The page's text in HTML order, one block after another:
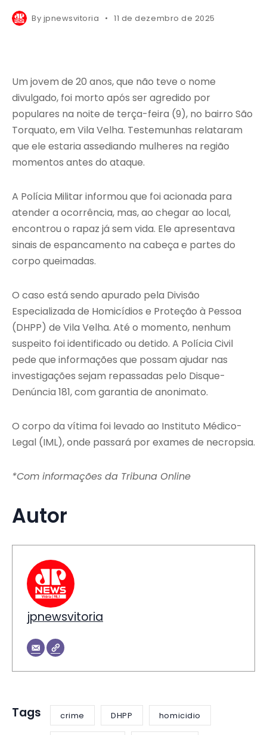
By jpnewsvitoria 11 de dezembro de 2025
Um jovem de 20 anos, que não teve o nome
divulgado, foi morto após ser agredido por
populares na noite de terça-feira (9), no bairro São
Torquato, em Vila Velha. Testemunhas relataram
que ele estaria assediando mulheres na região
momentos antes do ataque.
A Polícia Militar informou que foi acionada para
atender a ocorrência, mas, ao chegar ao local,
encontrou o rapaz já sem vida. Ele apresentava
sinais de espancamento na cabeça e partes do
corpo queimadas.
O caso está sendo apurado pela Divisão
Especializada de Homicídios e Proteção à Pessoa
(DHPP) de Vila Velha. Até o momento, nenhum
suspeito foi identificado ou detido. A Polícia Civil
pede que informações que possam ajudar nas
investigações sejam repassadas pelo Disque-
Denúncia 181, com garantia de anonimato.
O corpo da vítima foi levado ao Instituto Médico-
Legal (IML), onde passará por exames de necropsia.
*Com informações da Tribuna Online
Autor
jpnewsvitoria
Tags crime DHPP homicidio